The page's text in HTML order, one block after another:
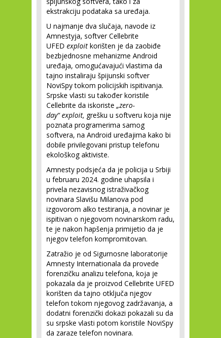
ekstrakciju podataka sa uređaja.
U najmanje dva slučaja, navode iz
Amnestyja, softver Cellebrite
UFED exploit korišten je da zaobiđe
bezbjednosne mehanizme Android
uređaja, omogućavajući vlastima da
tajno instaliraju špijunski softver
NoviSpy tokom policijskih ispitivanja.
Srpske vlasti su također koristile
Cellebrite da iskoriste „zero-
day“ exploit, grešku u softveru koja nije
poznata programerima samog
softvera, na Android uređajima kako bi
dobile privilegovani pristup telefonu
ekološkog aktiviste.
Amnesty podsjeća da je policija u Srbiji
u februaru 2024. godine uhapsila i
privela nezavisnog istraživačkog
novinara Slavišu Milanova pod
izgovorom alko testiranja, a novinar je
ispitivan o njegovom novinarskom radu,
te je nakon hapšenja primijetio da je
njegov telefon kompromitovan.
Zatražio je od Sigurnosne laboratorije
Amnesty Internationala da provede
forenzičku analizu telefona, koja je
pokazala da je proizvod Cellebrite UFED
korišten da tajno otključa njegov
telefon tokom njegovog zadržavanja, a
dodatni forenzički dokazi pokazali su da
su srpske vlasti potom koristile NoviSpy
da zaraze telefon novinara.